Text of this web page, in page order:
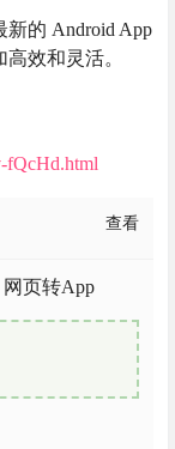
新的 Android App
效和灵活。
fQcHd.html
查看
网页转App